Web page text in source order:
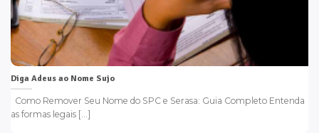
Diga Adeus ao Nome Sujo
Como Remover Seu Nome do SPC e Serasa: Guia Completo Entenda
as formas legais [...]